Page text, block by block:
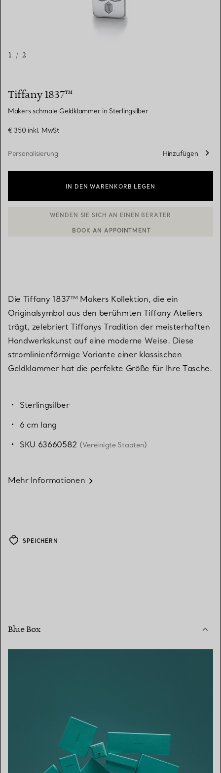
1 / 2
Tiffany 1837™
Makers schmale Geldklammer in Sterlingsilber
€ 350 inkl. MwSt
Personalisierung Hinzufügen
IN DEN WARENKORB LEGEN
Die Tiffany 1837™ Makers Kollektion, die ein
Originalsymbol aus den berühmten Tiffany Ateliers
trägt, zelebriert Tiffanys Tradition der meisterhaften
Handwerkskunst auf eine moderne Weise. Diese
stromlinienförmige Variante einer klassischen
Geldklammer hat die perfekte Größe für Ihre Tasche.
Sterlingsilber
6 cm lang
SKU 63660582 (Vereinigte Staaten)
Mehr Informationen
SPEICHERN
Blue Box